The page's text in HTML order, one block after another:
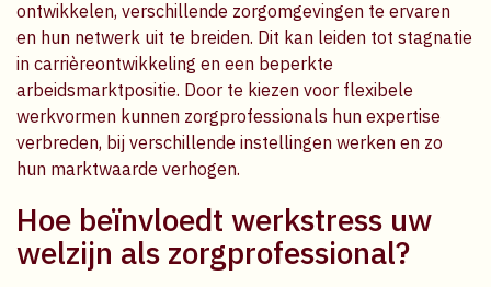
ontwikkelen, verschillende zorgomgevingen te ervaren
en hun netwerk uit te breiden. Dit kan leiden tot stagnatie
in carrièreontwikkeling en een beperkte
arbeidsmarktpositie. Door te kiezen voor flexibele
werkvormen kunnen zorgprofessionals hun expertise
verbreden, bij verschillende instellingen werken en zo
hun marktwaarde verhogen.
Hoe beïnvloedt werkstress uw
welzijn als zorgprofessional?